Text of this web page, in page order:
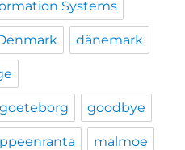
Systems
dänemark
goeteborg goodbye
malmoe